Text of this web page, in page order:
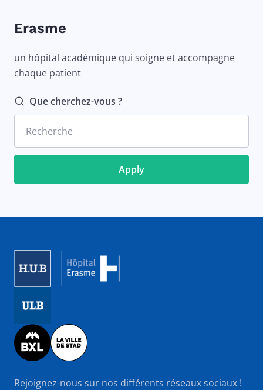
Erasme
un hôpital académique qui soigne et accompagne
chaque patient
Que cherchez-vous ?
Recherche
Image
Rejoignez-nous sur nos différents réseaux sociaux !